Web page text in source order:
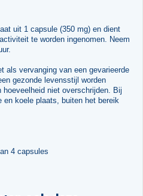
uit 1 capsule (350 mg) en dient
te worden ingenomen. Neem
als vervanging van een gevarieerde
gezonde levensstijl worden
niet overschrijden. Bij
en koele plaats, buiten het bereik
4 capsules